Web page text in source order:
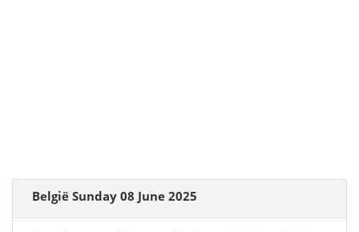
België Sunday 08 June 2025